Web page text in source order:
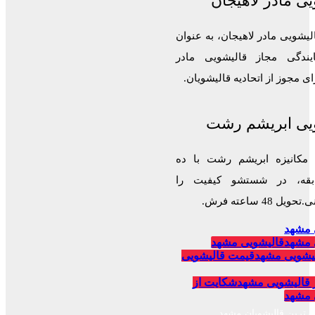
مادر لاهیجان، به عنوان
مجاز قالیشویی مادر
مجوز از اتحادیه قالیشویان.
ابریشم رشت
مکانیزه ابریشم رشت با ده
در شستشو کیفیت را
48 ساعته فرش.
مشهد
مشهدقالیشویی مشهد
مشهدقیمت قالیشویی
قالیشویی مشهدشکایت از
مشهد